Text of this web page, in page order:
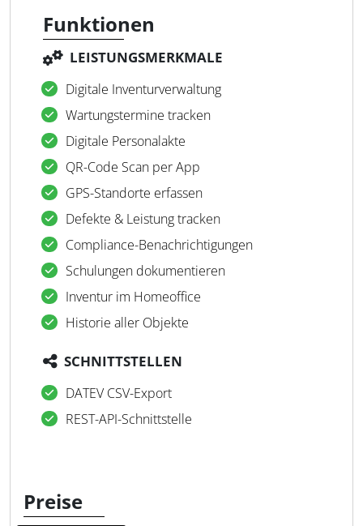
Funktionen
LEISTUNGSMERKMALE
Digitale Inventurverwaltung
Wartungstermine tracken
Digitale Personalakte
QR-Code Scan per App
GPS-Standorte erfassen
Defekte & Leistung tracken
Compliance-Benachrichtigungen
Schulungen dokumentieren
Inventur im Homeoffice
Historie aller Objekte
SCHNITTSTELLEN
DATEV CSV-Export
REST-API-Schnittstelle
Preise